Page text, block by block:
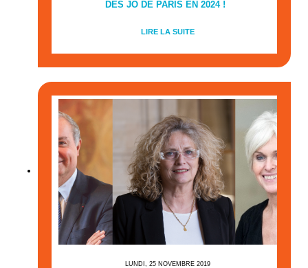
DES JO DE PARIS EN 2024 !
LIRE LA SUITE
LUNDI, 25 NOVEMBRE 2019